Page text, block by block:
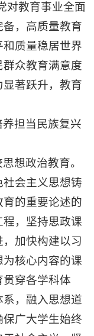
对教育事业全面
，高质量教育
质量稳居世界
众教育满意度
著跃升，教育
担当民族复兴
想政治教育。
会主义思想铸
的重要论述的
，坚持思政课
加快构建以习
核心内容的课
穿各学科体
，融入思想道
广大学生始终